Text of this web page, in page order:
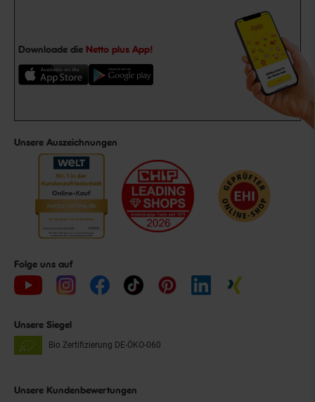
Downloade die Netto plus App!
Unsere Auszeichnungen
Folge uns auf
Unsere Siegel
Bio Zertifizierung DE-ÖKO-060
Unsere Kundenbewertungen